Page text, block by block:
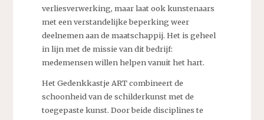
verliesverwerking, maar laat ook kunstenaars
met een verstandelijke beperking weer
deelnemen aan de maatschappij. Het is geheel
in lijn met de missie van dit bedrijf:
medemensen willen helpen vanuit het hart.
Het Gedenkkastje ART combineert de
schoonheid van de schilderkunst met de
toegepaste kunst. Door beide disciplines te